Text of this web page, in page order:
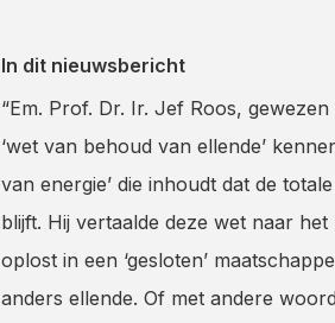
In dit nieuwsbericht
“Em. Prof. Dr. Ir. Jef Roos,
‘wet van behoud van ellende’
van energie’ die inhoudt dat de
blijft. Hij vertaalde deze wet naar
oplost in een ‘gesloten’
anders ellende. Of met andere